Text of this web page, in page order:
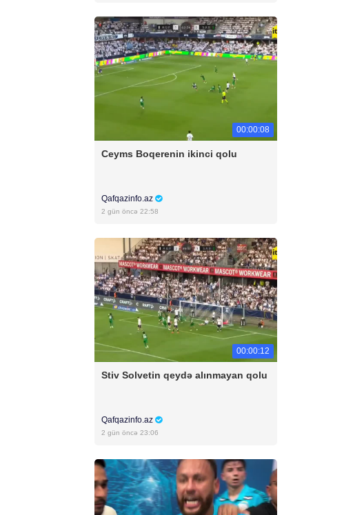
00:00:08
Ceyms Boqerenin ikinci qolu
Qafqazinfo.az
2 gün öncə 22:58
00:00:12
Stiv Solvetin qeydə alınmayan qolu
Qafqazinfo.az
2 gün öncə 23:06